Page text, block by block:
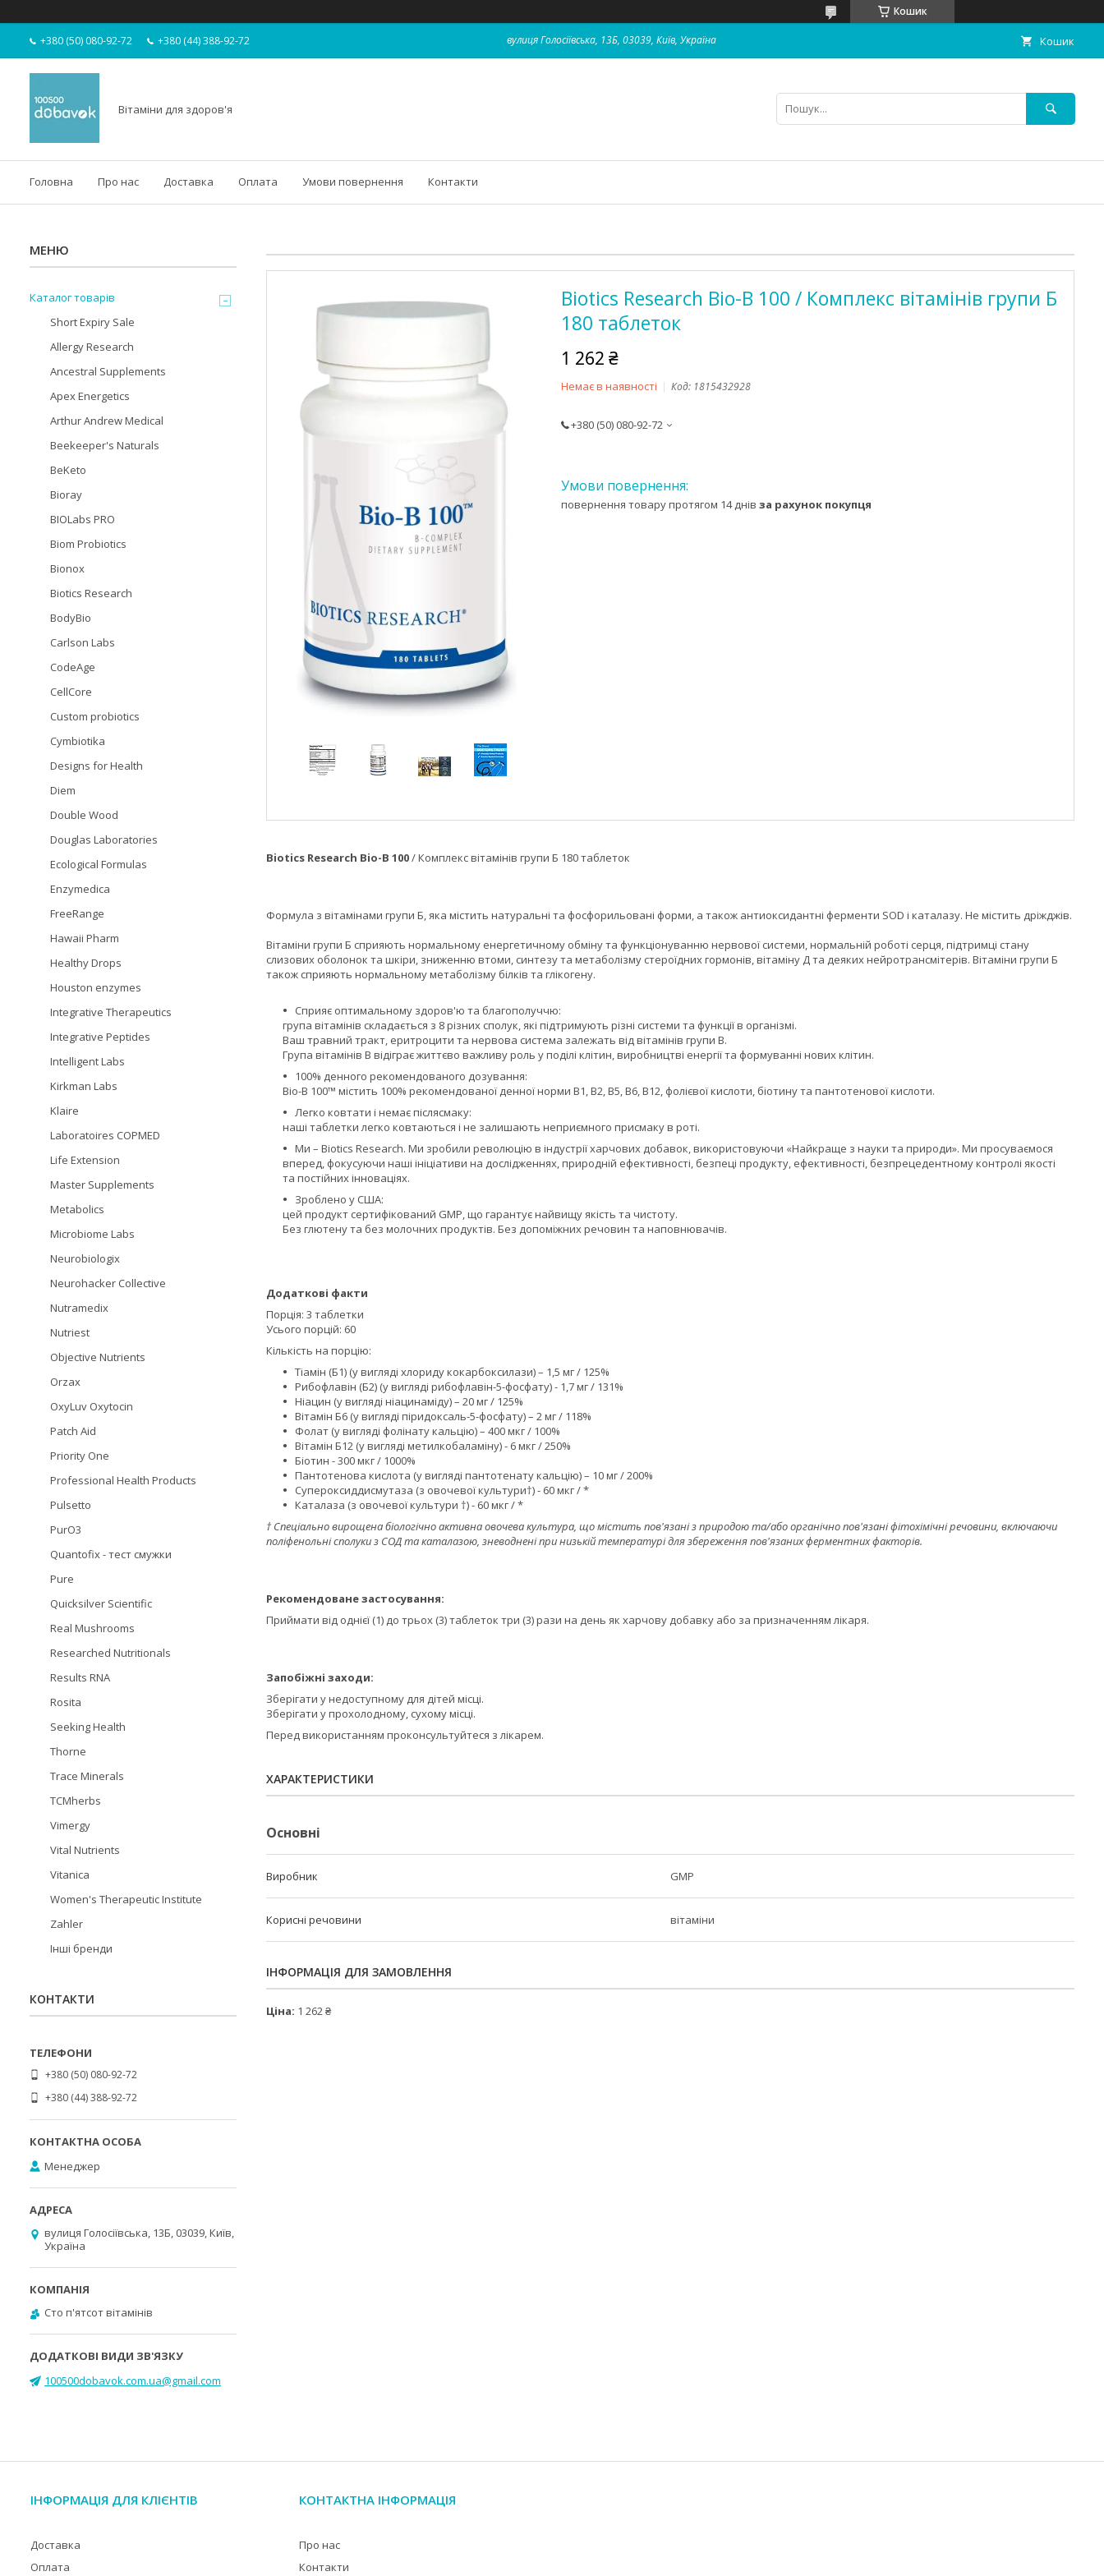
Кошик
+380 (50) 080-92-72 +380 (44) 388-92-72 вулиця Голосіївська, 13Б, 03039, Київ, Україна Кошик
Вітаміни для здоров'я
Головна Про нас Доставка Оплата Умови повернення Контакти
Biotics Research Bio-B 100 / Комплекс вітамінів групи Б
180 таблеток
1 262 ₴
Немає в наявності Код: 1815432928
+380 (50) 080-92-72
повернення товару протягом 14 днів за рахунок покупця
Biotics Research Bio-B 100/ Комплекс вітамінів групи Б 180 таблеток
Формула з вітамінами групи Б, яка містить натуральні та фосфорильовані форми, а також антиоксидантні ферменти SOD і каталазу. Не містить дріжджів.
Вітаміни групи Б сприяють нормальному енергетичному обміну та функціонуванню нервової системи, нормальній роботі серця, підтримці стану
слизових оболонок та шкіри, зниженню втоми, синтезу та метаболізму стероїдних гормонів, вітаміну Д та деяких нейротрансмітерів. Вітаміни групи Б
також сприяють нормальному метаболізму білків та глікогену.
Сприяє оптимальному здоров'ю та благополуччю:
група вітамінів складається з 8 різних сполук, які підтримують різні системи та функції в організмі.
Ваш травний тракт, еритроцити та нервова система залежать від вітамінів групи В.
Група вітамінів В відіграє життєво важливу роль у поділі клітин, виробництві енергії та формуванні нових клітин.
100% денного рекомендованого дозування:
Bio-B 100™ містить 100% рекомендованої денної норми B1, B2, B5, B6, B12, фолієвої кислоти, біотину та пантотенової кислоти.
Легко ковтати і немає післясмаку:
наші таблетки легко ковтаються і не залишають неприємного присмаку в роті.
Ми – Biotics Research. Ми зробили революцію в індустрії харчових добавок, використовуючи «Найкраще з науки та природи». Ми просуваємося
вперед, фокусуючи наші ініціативи на дослідженнях, природній ефективності, безпеці продукту, ефективності, безпрецедентному контролі якості
та постійних інноваціях.
Зроблено у США:
цей продукт сертифікований GMP, що гарантує найвищу якість та чистоту.
Без глютену та без молочних продуктів. Без допоміжних речовин та наповнювачів.
Додаткові факти
Порція: 3 таблетки
Усього порцій: 60
Кількість на порцію:
Тіамін (Б1) (у вигляді хлориду кокарбоксилази) – 1,5 мг / 125%
Рибофлавін (Б2) (у вигляді рибофлавін-5-фосфату) - 1,7 мг / 131%
Ніацин (у вигляді ніацинаміду) – 20 мг / 125%
Вітамін Б6 (у вигляді піридоксаль-5-фосфату) – 2 мг / 118%
Фолат (у вигляді фолінату кальцію) – 400 мкг / 100%
Вітамін Б12 (у вигляді метилкобаламіну) - 6 мкг / 250%
Біотин - 300 мкг / 1000%
Пантотенова кислота (у вигляді пантотенату кальцію) – 10 мг / 200%
Супероксиддисмутаза (з овочевої культури†) - 60 мкг / *
Каталаза (з овочевої культури †) - 60 мкг / *
† Спеціально вирощена біологічно активна овочева культура, що містить пов'язані з природою та/або органічно пов'язані фітохімічні речовини, включаючи
поліфенольні сполуки з СОД та каталазою, зневоднені при низькій температурі для збереження пов'язаних ферментних факторів.
Рекомендоване застосування:
Приймати від однієї (1) до трьох (3) таблеток три (3) рази на день як харчову добавку або за призначенням лікаря.
Запобіжні заходи:
Зберігати у недоступному для дітей місці.
Зберігати у прохолодному, сухому місці.
Перед використанням проконсультуйтеся з лікарем.
ХАРАКТЕРИСТИКИ
Основні
Виробник GMP
Корисні речовини вітаміни
ІНФОРМАЦІЯ ДЛЯ ЗАМОВЛЕННЯ
Ціна: 1 262 ₴
Каталог товарів
Short Expiry Sale
Allergy Research
Ancestral Supplements
Apex Energetics
Arthur Andrew Medical
Beekeeper's Naturals
BeKeto
Bioray
BIOLabs PRO
Biom Probiotics
Bionox
Biotics Research
BodyBio
Carlson Labs
CodeAge
CellCore
Custom probiotics
Cymbiotika
Designs for Health
Diem
Double Wood
Douglas Laboratories
Ecological Formulas
Enzymedica
FreeRange
Hawaii Pharm
Healthy Drops
Houston enzymes
Integrative Therapeutics
Integrative Peptides
Intelligent Labs
Kirkman Labs
Klaire
Laboratoires COPMED
Life Extension
Master Supplements
Metabolics
Microbiome Labs
Neurobiologix
Neurohacker Collective
Nutramedix
Nutriest
Objective Nutrients
Orzax
OxyLuv Oxytocin
Patch Aid
Priority One
Professional Health Products
Pulsetto
PurO3
Quantofix - тест смужки
Pure
Quicksilver Scientific
Real Mushrooms
Researched Nutritionals
Results RNA
Rosita
Seeking Health
Thorne
Trace Minerals
TCMherbs
Vimergy
Vital Nutrients
Vitanica
Women's Therapeutic Institute
Zahler
Інші бренди
КОНТАКТИ
+380 (50) 080-92-72
+380 (44) 388-92-72
Менеджер
вулиця Голосіївська, 13Б, 03039, Київ,
Україна
Cто п'ятсот вітамінів
100500dobavok.com.ua@gmail.com
ІНФОРМАЦІЯ ДЛЯ КЛІЄНТІВ
Доставка
Оплата
КОНТАКТНА ІНФОРМАЦІЯ
Про нас
Контакти